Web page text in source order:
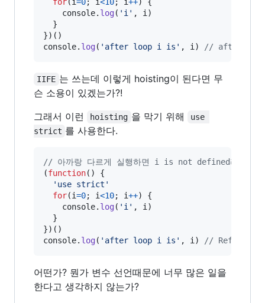
console. log( 'i' , i )
}
}) ( )
console. log( 'after loop i is' , i ) // after
IIFE 는 쓰는데 이렇게 hoisting이 된다면 무
슨 소용이 있겠는가?!
그래서 이런
hoisting 을 막기 위해
use
strict 를 사용한다.
// 아까랑 다르게 실행하면 i is not defined라는 에
(function( )
{
'use strict'
for(i=0; i<10; i++)
{
console. log( 'i' , i )
}
}) ( )
console. log( 'after loop i is' , i ) //
어떤가? 뭔가 변수 선언때문에 너무 많은 일을
한다고 생각하지 않는가?